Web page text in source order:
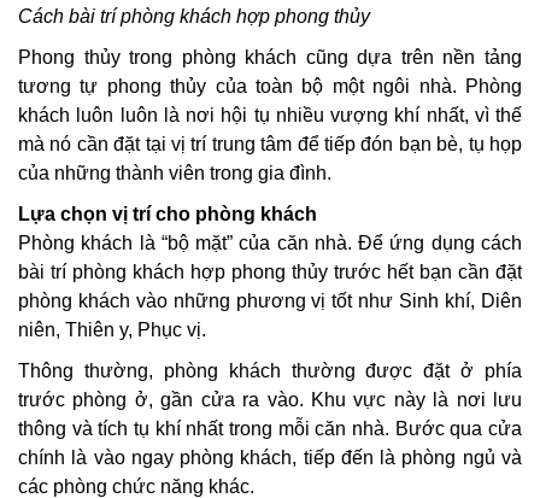
Cách bài trí phòng khách hợp phong thủy
Phong thủy trong phòng khách cũng dựa trên nền tảng
tương tự phong thủy của toàn bộ một ngôi nhà. Phòng
khách luôn luôn là nơi hội tụ nhiều vượng khí nhất, vì thế
mà nó cần đặt tại vị trí trung tâm để tiếp đón bạn bè, tụ họp
của những thành viên trong gia đình.
Lựa chọn vị trí cho phòng khách
Phòng khách là “bộ mặt” của căn nhà. Để ứng dụng cách
bài trí phòng khách hợp phong thủy trước hết bạn cần đặt
phòng khách vào những phương vị tốt như Sinh khí, Diên
niên, Thiên y, Phục vị.
Thông thường, phòng khách thường được đặt ở phía
trước phòng ở, gần cửa ra vào. Khu vực này là nơi lưu
thông và tích tụ khí nhất trong mỗi căn nhà. Bước qua cửa
chính là vào ngay phòng khách, tiếp đến là phòng ngủ và
các phòng chức năng khác.